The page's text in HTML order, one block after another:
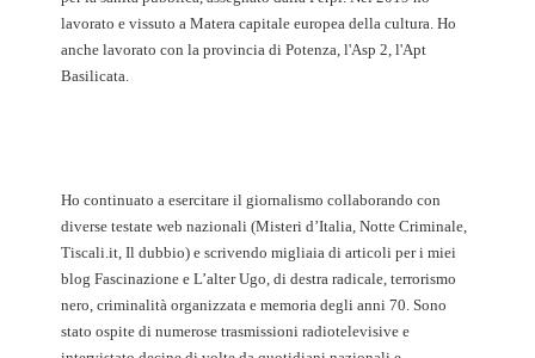
lavorato e vissuto a Matera capitale europea della cultura. Ho
anche lavorato con la provincia di Potenza, l'Asp 2, l'Apt
Basilicata.
Ho continuato a esercitare il giornalismo collaborando con
diverse testate web nazionali (Misteri d’Italia, Notte Criminale,
Tiscali.it, Il dubbio) e scrivendo migliaia di articoli per i miei
blog Fascinazione e L’alter Ugo, di destra radicale, terrorismo
nero, criminalità organizzata e memoria degli anni 70. Sono
stato ospite di numerose trasmissioni radiotelevisive e